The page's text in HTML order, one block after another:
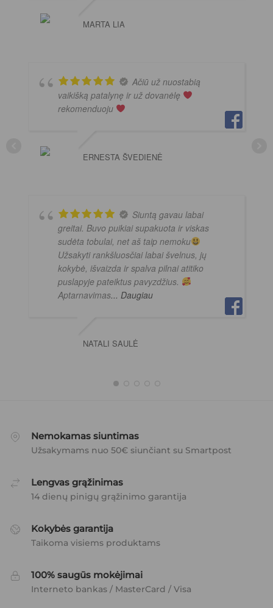
MARTA LIA
Ačiū už nuostabią
vaikišką patalynę ir už dovanėlę
rekomenduoju
ERNESTA ŠVEDIENĖ
Siuntą gavau labai
greitai. Buvo puikiai supakuota ir viskas
sudėta tobulai, net aš taip nemoku
Užsakyti rankšluosčiai labai švelnus, jų
kokybė, išvaizda ir spalva pilnai atitiko
puslapyje pateiktus pavyzdžius.
Aptarnavimas... Daugiau
NATALI SAULĖ
Nemokamas siuntimas
Užsakymams nuo 50€ siunčiant su Smartpost
Lengvas grąžinimas
14 dienų pinigų grąžinimo garantija
Kokybės garantija
Taikoma visiems produktams
100% saugūs mokėjimai
Interneto bankas / MasterCard / Visa